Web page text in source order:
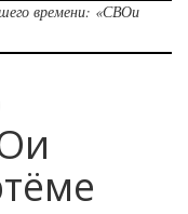
времени: «СВОи